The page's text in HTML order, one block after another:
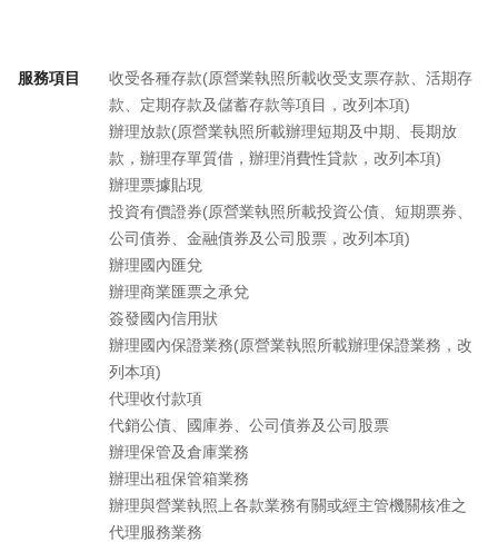
服務項目
收受各種存款(原營業執照所載收受支票存款、活期存
款、定期存款及儲蓄存款等項目，改列本項)
辦理放款(原營業執照所載辦理短期及中期、長期放
款，辦理存單質借，辦理消費性貸款，改列本項)
辦理票據貼現
投資有價證券(原營業執照所載投資公債、短期票券、
公司債券、金融債券及公司股票，改列本項)
辦理國內匯兌
辦理商業匯票之承兌
簽發國內信用狀
辦理國內保證業務(原營業執照所載辦理保證業務，改
列本項)
代理收付款項
代銷公債、國庫券、公司債券及公司股票
辦理保管及倉庫業務
辦理出租保管箱業務
辦理與營業執照上各款業務有關或經主管機關核准之
代理服務業務